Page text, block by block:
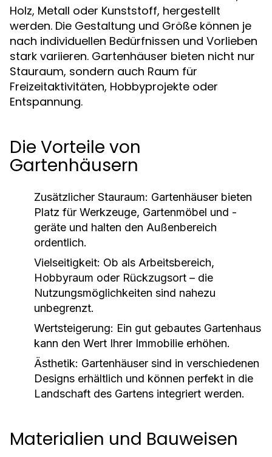
Holz, Metall oder Kunststoff, hergestellt
werden. Die Gestaltung und Größe können je
nach individuellen Bedürfnissen und Vorlieben
stark variieren. Gartenhäuser bieten nicht nur
Stauraum, sondern auch Raum für
Freizeitaktivitäten, Hobbyprojekte oder
Entspannung.
Die Vorteile von
Gartenhäusern
Zusätzlicher Stauraum: Gartenhäuser bieten
Platz für Werkzeuge, Gartenmöbel und -
geräte und halten den Außenbereich
ordentlich.
Vielseitigkeit: Ob als Arbeitsbereich,
Hobbyraum oder Rückzugsort – die
Nutzungsmöglichkeiten sind nahezu
unbegrenzt.
Wertsteigerung: Ein gut gebautes Gartenhaus
kann den Wert Ihrer Immobilie erhöhen.
Ästhetik: Gartenhäuser sind in verschiedenen
Designs erhältlich und können perfekt in die
Landschaft des Gartens integriert werden.
Materialien und Bauweisen